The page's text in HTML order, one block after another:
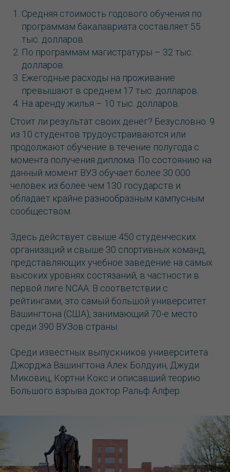
Средняя стоимость годового обучения по
программам бакалавриата составляет 55
тыс. долларов.
По программам магистратуры – 32 тыс.
долларов.
Ежегодные расходы на проживание
превышают в среднем 17 тыс. долларов.
На аренду жилья – 10 тыс. долларов.
Стоит ли результат своих денег? Безусловно. 9
из 10 студентов трудоустраиваются или
продолжают обучение в течение полугода с
момента получения диплома. По состоянию на
данный момент ВУЗ обучает более 30 000
человек из более чем 130 государств и
обладает крайне разнообразным кампусным
сообществом.
Здесь действует свыше 450 студенческих
организаций и свыше 30 спортивных команд,
представляющих учебное заведение на самых
высоких уровнях состязаний, в частности в
первой лиге NCAA. В соответствии с
рейтингами, это самый большой университет
Вашингтона (США), занимающий 70-е место
среди 390 ВУЗов страны.
Среди известных выпускников университета
Джорджа Вашингтона Алек Болдуин, Джуди
Миковиц, Кортни Кокс и описавший теорию
Большого взрыва доктор Ральф Алфер.